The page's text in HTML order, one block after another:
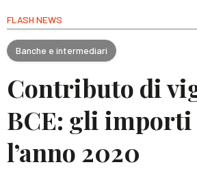
FLASH NEWS
Banche e intermediari
Contributo di
BCE: gli importi
l’anno 2020